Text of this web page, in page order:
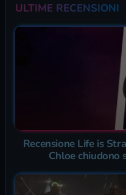
ULTIME RECENSIONI
Recensione Life is
Chloe chiudono